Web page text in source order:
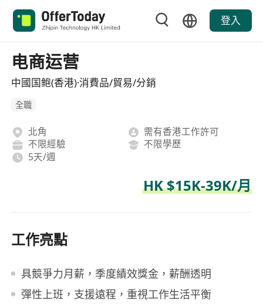
登入
电商运营
中國国鲍(香港)·消費品/貿易/分銷
全職
北角
需有香港工作許可
不限經驗
不限學歷
5天/週
HK $15K-39K/月
工作亮點
具競爭力月薪，季度績效獎金，薪酬透明
彈性上班，支援遠程，重視工作生活平衡